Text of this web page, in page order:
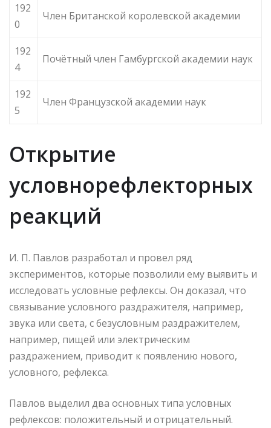
192
0
Член Британской королевской академии
192
4
Почётный член Гамбургской академии наук
192
5
Член Французской академии наук
Открытие
условнорефлекторных
реакций
И. П. Павлов разработал и провел ряд
экспериментов, которые позволили ему выявить и
исследовать условные рефлексы. Он доказал, что
связывание условного раздражителя, например,
звука или света, с безусловным раздражителем,
например, пищей или электрическим
раздражением, приводит к появлению нового,
условного, рефлекса.
Павлов выделил два основных типа условных
рефлексов: положительный и отрицательный.